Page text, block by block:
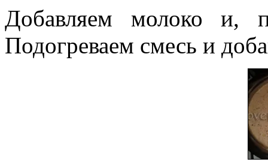
Добавляем молоко и,
Подогреваем смесь и